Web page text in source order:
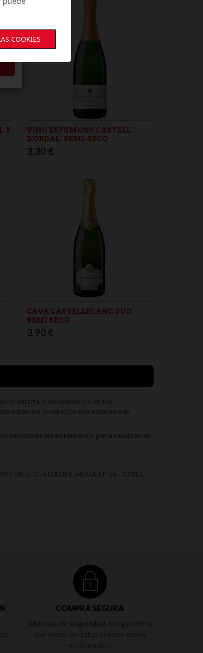
Y
VINO ESPUMOSO CASTELL
D'ORDAL. SEMI-SECO
3,30 €
CAVA CASTELLBLANC DUO
SEMI SECO
3,90 €
COMPRA SEGURA
COOKIES